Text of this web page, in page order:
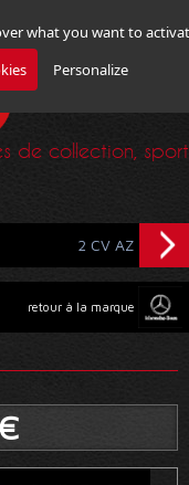
what you want to
Personalize
de collection, sport
retour à la marque
2 CV AZ